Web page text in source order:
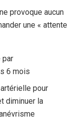
provoque aucun
une « attente
par
6 mois
pour
diminuer la